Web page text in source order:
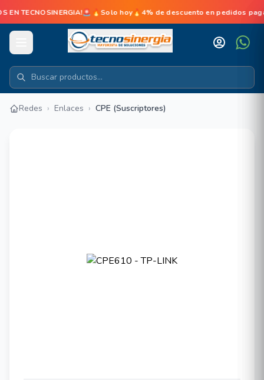
EN TECNOSINERGIA!🚨🔥Solo hoy🔥4% de descuento en pedidos
Redes › Enlaces › CPE (Suscriptores)